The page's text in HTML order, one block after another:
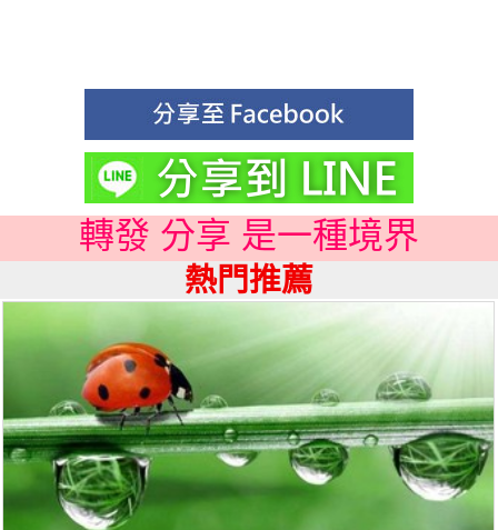
轉發 分享 是一種境界
熱門推薦